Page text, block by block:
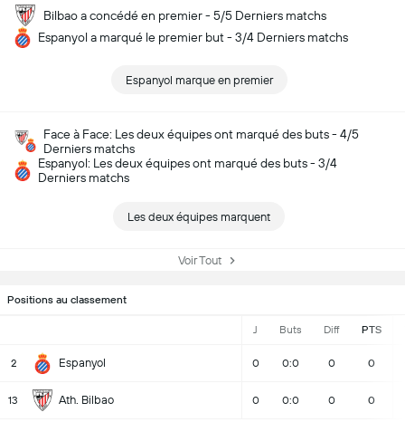
Bilbao a concédé en premier - 5/5 Derniers matchs
Espanyol a marqué le premier but - 3/4 Derniers matchs
Espanyol marque en premier
Face à Face: Les deux équipes ont marqué des buts - 4/5
Derniers matchs
Espanyol: Les deux équipes ont marqué des buts - 3/4
Derniers matchs
Les deux équipes marquent
Voir Tout
Positions au classement
J Buts Diff PTS
2 Espanyol 0 0:0 0 0
13 Ath. Bilbao 0 0:0 0 0